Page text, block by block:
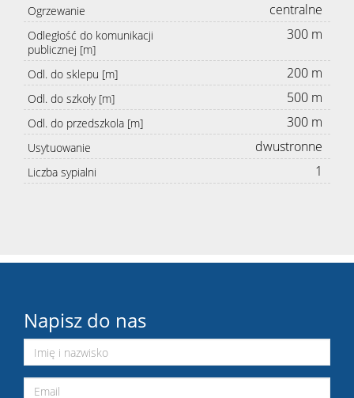
Ogrzewanie centralne
Odległość do komunikacji
publicznej [m]
300 m
Odl. do sklepu [m] 200 m
Odl. do szkoły [m] 500 m
Odl. do przedszkola [m] 300 m
Usytuowanie dwustronne
Liczba sypialni 1
Napisz do nas